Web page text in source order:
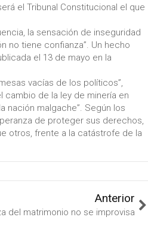
el Tribunal Constitucional el que
la sensación de inseguridad
no tiene confianza”. Un hecho
el 13 de mayo en la
vacías de los políticos”,
cambio de la ley de minería en
nación malgache”. Según los
de proteger sus derechos,
otros, frente a la catástrofe de la
Anterior
del matrimonio no se improvisa